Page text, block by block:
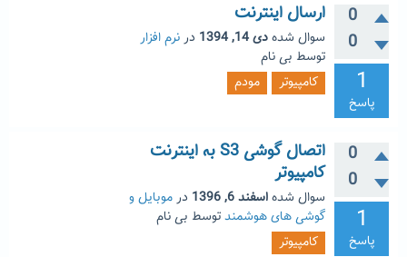
0
0
1
پاسخ
ارسال اینترنت
سوال شدهدی 14, 1394 درنرم افزار
توسط بی نام
کامپیوتر
مودم
0
0
1
پاسخ
اتصال گوشی S3 به اینترنت
کامپیوتر
سوال شدهاسفند 6, 1396 درموبایل و
گوشی های هوشمندتوسط بی نام
کامپیوتر